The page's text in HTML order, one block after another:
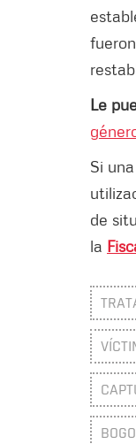
Le
Si
de
la